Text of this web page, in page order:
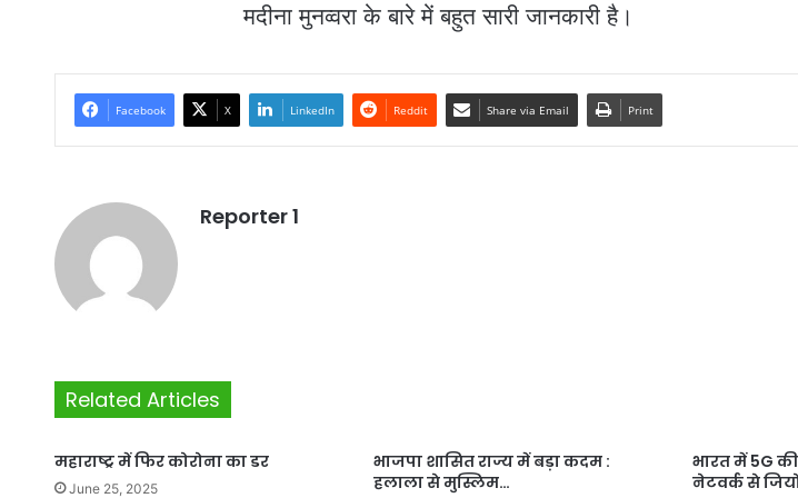
मदीना मुनव्वरा के बारे में बहुत सारी जानकारी है।
Facebook X LinkedIn Reddit Share via Email Print
Reporter 1
Related Articles
महाराष्ट्र में फिर कोरोना का डर
June 25, 2025
भाजपा शासित राज्य में बड़ा कदम :
हलाला से मुस्लिम…
भारत में 5G
नेटवर्क से